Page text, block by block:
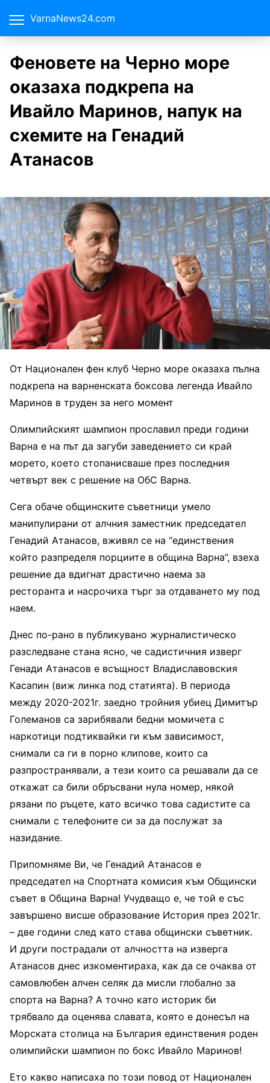
VarnaNews24.com
Феновете на Черно море
оказаха подкрепа на
Ивайло Маринов, напук на
схемите на Генадий
Атанасов
От Национален фен клуб Черно море оказаха пълна
подкрепа на варненската боксова легенда Ивайло
Маринов в труден за него момент
Олимпийският шампион прославил преди години
Варна е на път да загуби заведението си край
морето, което стопанисваше през последния
четвърт век с решение на ОбС Варна.
Сега обаче общинските съветници умело
манипулирани от алчния заместник председател
Генадий Атанасов, вживял се на “единствения
който разпределя порциите в община Варна”, взеха
решение да вдигнат драстично наема за
ресторанта и насрочиха търг за отдаването му под
наем.
Днес по-рано в публикувано журналистическо
разследване стана ясно, че садистичния изверг
Генади Атанасов е всъщност Владиславовския
Касапин (виж линка под статията). В периода
между 2020-2021г. заедно тройния убиец Димитър
Големанов са зарибявали бедни момичета с
наркотици подтиквайки ги към зависимост,
снимали са ги в порно клипове, които са
разпространявали, а тези които са решавали да се
откажат са били обръсвани нула номер, някой
рязани по ръцете, като всичко това садистите са
снимали с телефоните си за да послужат за
назидание.
Припомняме Ви, че Генадий Атанасов е
председател на Спортната комисия към Общински
съвет в Община Варна! Учудващо е, че той е със
завършено висше образование История през 2021г.
– две години след като става общински съветник.
И други пострадали от алчността на изверга
Атанасов днес изкоментираха, как да се очаква от
самовлюбен алчен селяк да мисли глобално за
спорта на Варна? А точно като историк би
трябвало да оценява славата, която е донесъл на
Морската столица на България единствения роден
олимпийски шампион по бокс Ивайло Маринов!
Ето какво написаха по този повод от Национален